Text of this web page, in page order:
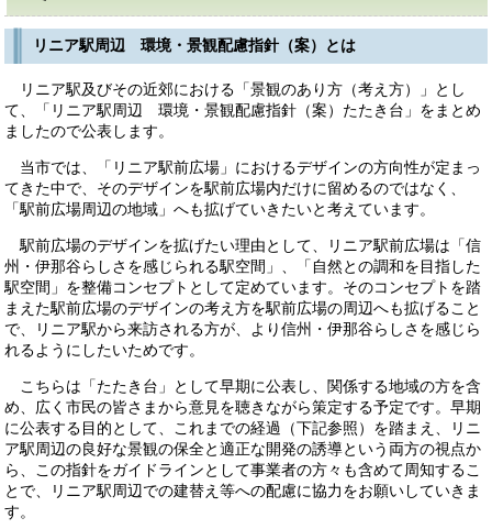
リニア駅周辺 環境・景観配慮指針（案）とは
リニア駅及びその近郊における「景観のあり方（考え方）」とし
て、「リニア駅周辺 環境・景観配慮指針（案）たたき台」をまとめ
ましたので公表します。
当市では、「リニア駅前広場」におけるデザインの方向性が定まっ
てきた中で、そのデザインを駅前広場内だけに留めるのではなく、
「駅前広場周辺の地域」へも拡げていきたいと考えています。
駅前広場のデザインを拡げたい理由として、リニア駅前広場は「信
州・伊那谷らしさを感じられる駅空間」、「自然との調和を目指した
駅空間」を整備コンセプトとして定めています。そのコンセプトを踏
まえた駅前広場のデザインの考え方を駅前広場の周辺へも拡げること
で、リニア駅から来訪される方が、より信州・伊那谷らしさを感じら
れるようにしたいためです。
こちらは「たたき台」として早期に公表し、関係する地域の方を含
め、広く市民の皆さまから意見を聴きながら策定する予定です。早期
に公表する目的として、これまでの経過（下記参照）を踏まえ、リニ
ア駅周辺の良好な景観の保全と適正な開発の誘導という両方の視点か
ら、この指針をガイドラインとして事業者の方々も含めて周知するこ
とで、リニア駅周辺での建替え等への配慮に協力をお願いしていきま
す。